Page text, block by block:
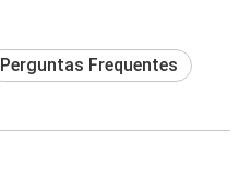
Perguntas Frequentes